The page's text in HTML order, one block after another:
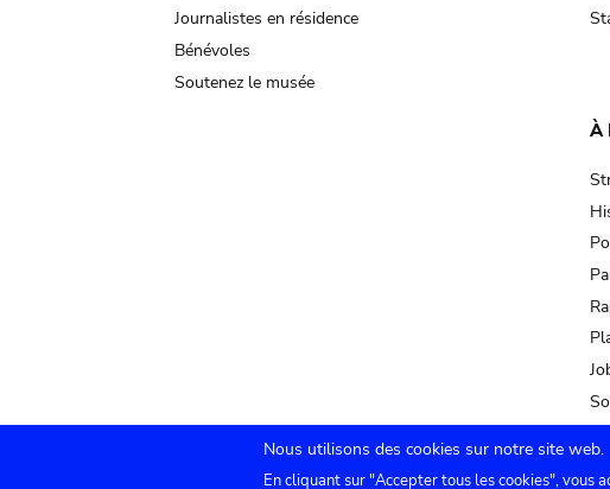
Journalistes en résidence
Bénévoles
Soutenez le musée
À
Nous utilisons des cookies sur notre site web.
En cliquant sur "Accepter tous les cookies", vous